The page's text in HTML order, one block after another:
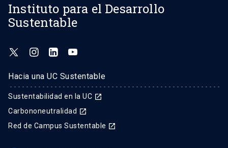
Instituto para el Desarrollo
Sustentable
Hacia una UC Sustentable
Sustentabilidad en la UC launch
Carbononeutralidad launch
Red de Campus Sustentable launch